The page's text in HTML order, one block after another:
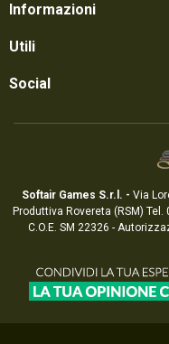
Informazioni
Utili
Social
Softair Games S.r.l. - Via
Produttiva Rovereta (RSM) Tel.
C.O.E. SM 22326 -